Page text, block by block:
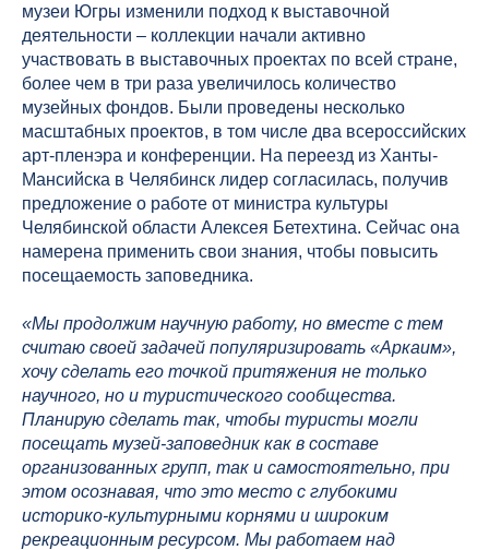
музеи Югры изменили подход к выставочной
деятельности – коллекции начали активно
участвовать в выставочных проектах по всей стране,
более чем в три раза увеличилось количество
музейных фондов. Были проведены несколько
масштабных проектов, в том числе два всероссийских
арт-пленэра и конференции. На переезд из Ханты-
Мансийска в Челябинск лидер согласилась, получив
предложение о работе от министра культуры
Челябинской области Алексея Бетехтина. Сейчас она
намерена применить свои знания, чтобы повысить
посещаемость заповедника.
«Мы продолжим научную работу, но вместе с тем
считаю своей задачей популяризировать «Аркаим»,
хочу сделать его точкой притяжения не только
научного, но и туристического сообщества.
Планирую сделать так, чтобы туристы могли
посещать музей-заповедник как в составе
организованных групп, так и самостоятельно, при
этом осознавая, что это место с глубокими
историко-культурными корнями и широким
рекреационным ресурсом. Мы работаем над